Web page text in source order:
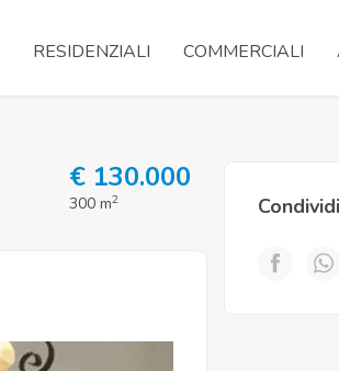
RESIDENZIALI COMMERCIALI
€ 130.000
300 m2